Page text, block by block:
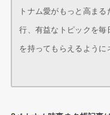
トナム愛がもっと高ま
行、有益なトピックを毎
を持ってもらえるように